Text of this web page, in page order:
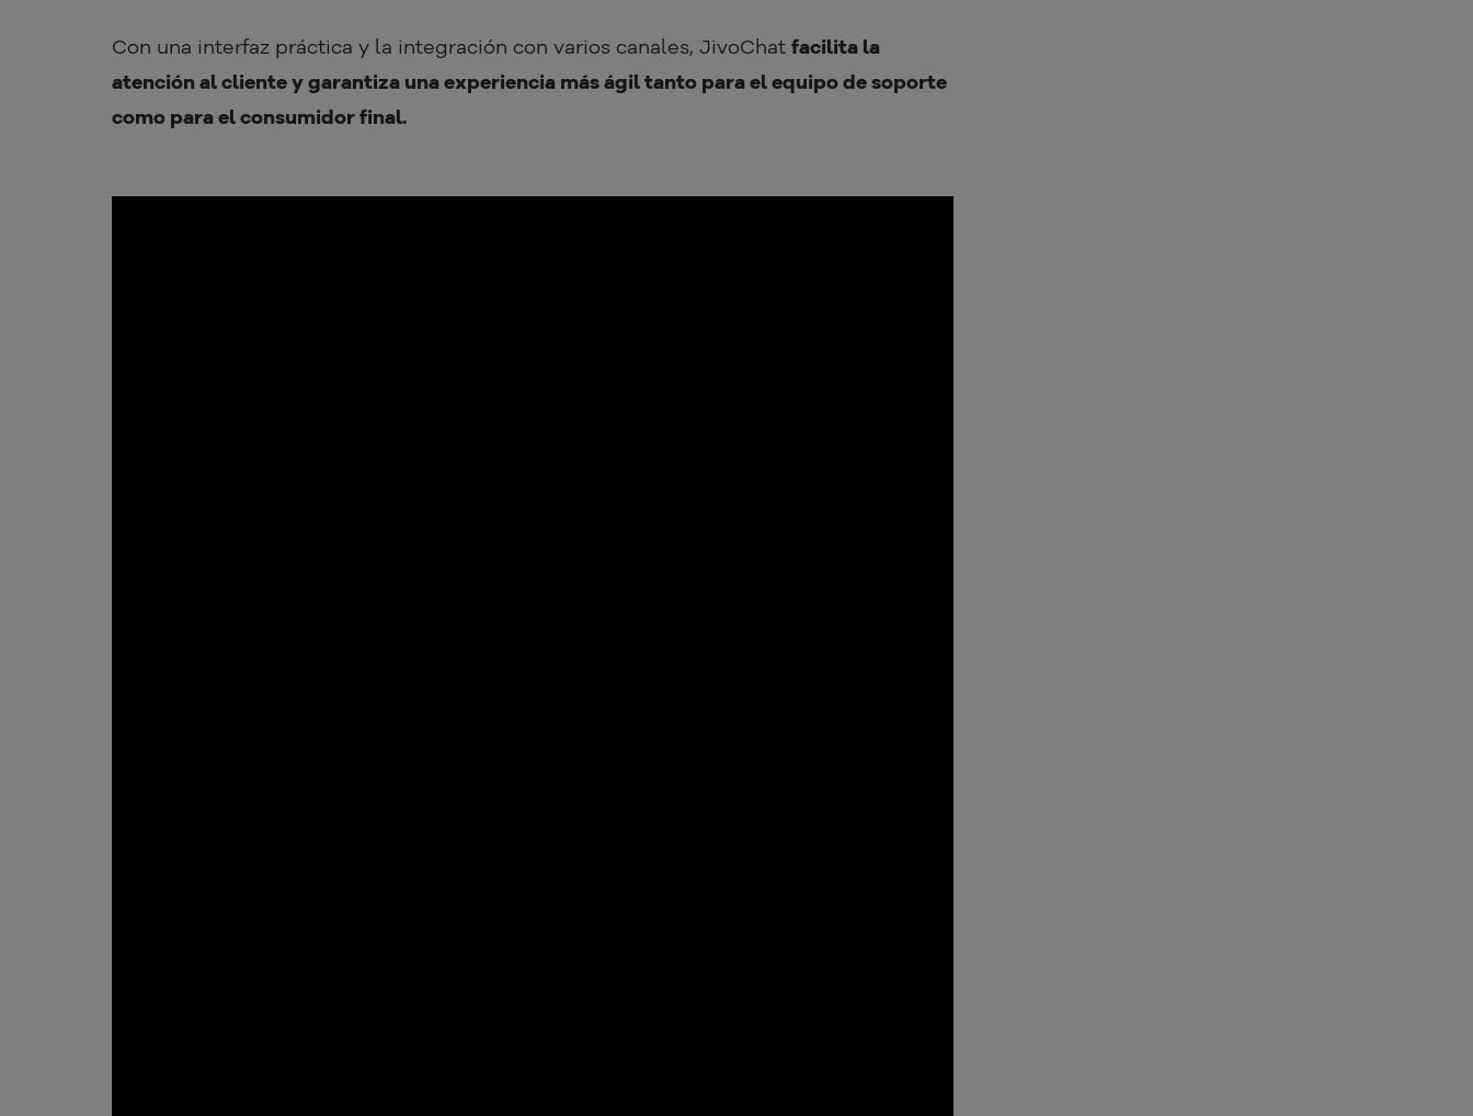
Con una interfaz práctica y la integración con varios canales, JivoChat facilita la
atención al cliente y garantiza una experiencia más ágil tanto para el equipo de soporte
como para el consumidor final.